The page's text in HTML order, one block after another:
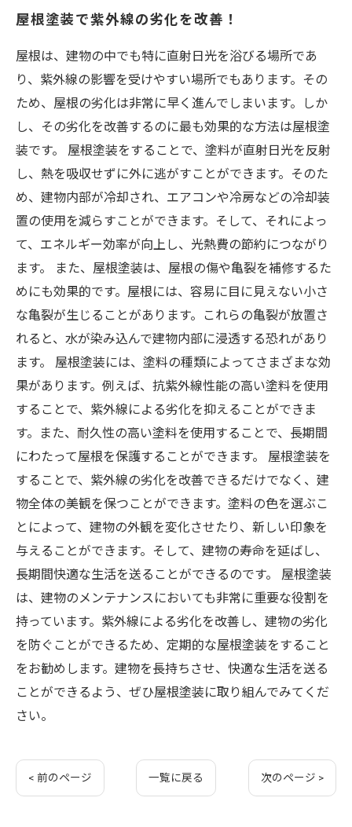
屋根塗装で紫外線の劣化を改善！
屋根は、建物の中でも特に直射日光を浴びる場所であ
り、紫外線の影響を受けやすい場所でもあります。その
ため、屋根の劣化は非常に早く進んでしまいます。しか
し、その劣化を改善するのに最も効果的な方法は屋根塗
装です。 屋根塗装をすることで、塗料が直射日光を反射
し、熱を吸収せずに外に逃がすことができます。そのた
め、建物内部が冷却され、エアコンや冷房などの冷却装
置の使用を減らすことができます。そして、それによっ
て、エネルギー効率が向上し、光熱費の節約につながり
ます。 また、屋根塗装は、屋根の傷や亀裂を補修するた
めにも効果的です。屋根には、容易に目に見えない小さ
な亀裂が生じることがあります。これらの亀裂が放置さ
れると、水が染み込んで建物内部に浸透する恐れがあり
ます。 屋根塗装には、塗料の種類によってさまざまな効
果があります。例えば、抗紫外線性能の高い塗料を使用
することで、紫外線による劣化を抑えることができま
す。また、耐久性の高い塗料を使用することで、長期間
にわたって屋根を保護することができます。 屋根塗装を
することで、紫外線の劣化を改善できるだけでなく、建
物全体の美観を保つことができます。塗料の色を選ぶこ
とによって、建物の外観を変化させたり、新しい印象を
与えることができます。そして、建物の寿命を延ばし、
長期間快適な生活を送ることができるのです。 屋根塗装
は、建物のメンテナンスにおいても非常に重要な役割を
持っています。紫外線による劣化を改善し、建物の劣化
を防ぐことができるため、定期的な屋根塗装をすること
をお勧めします。建物を長持ちさせ、快適な生活を送る
ことができるよう、ぜひ屋根塗装に取り組んでみてくだ
さい。
< 前のページ 一覧に戻る 次のページ >